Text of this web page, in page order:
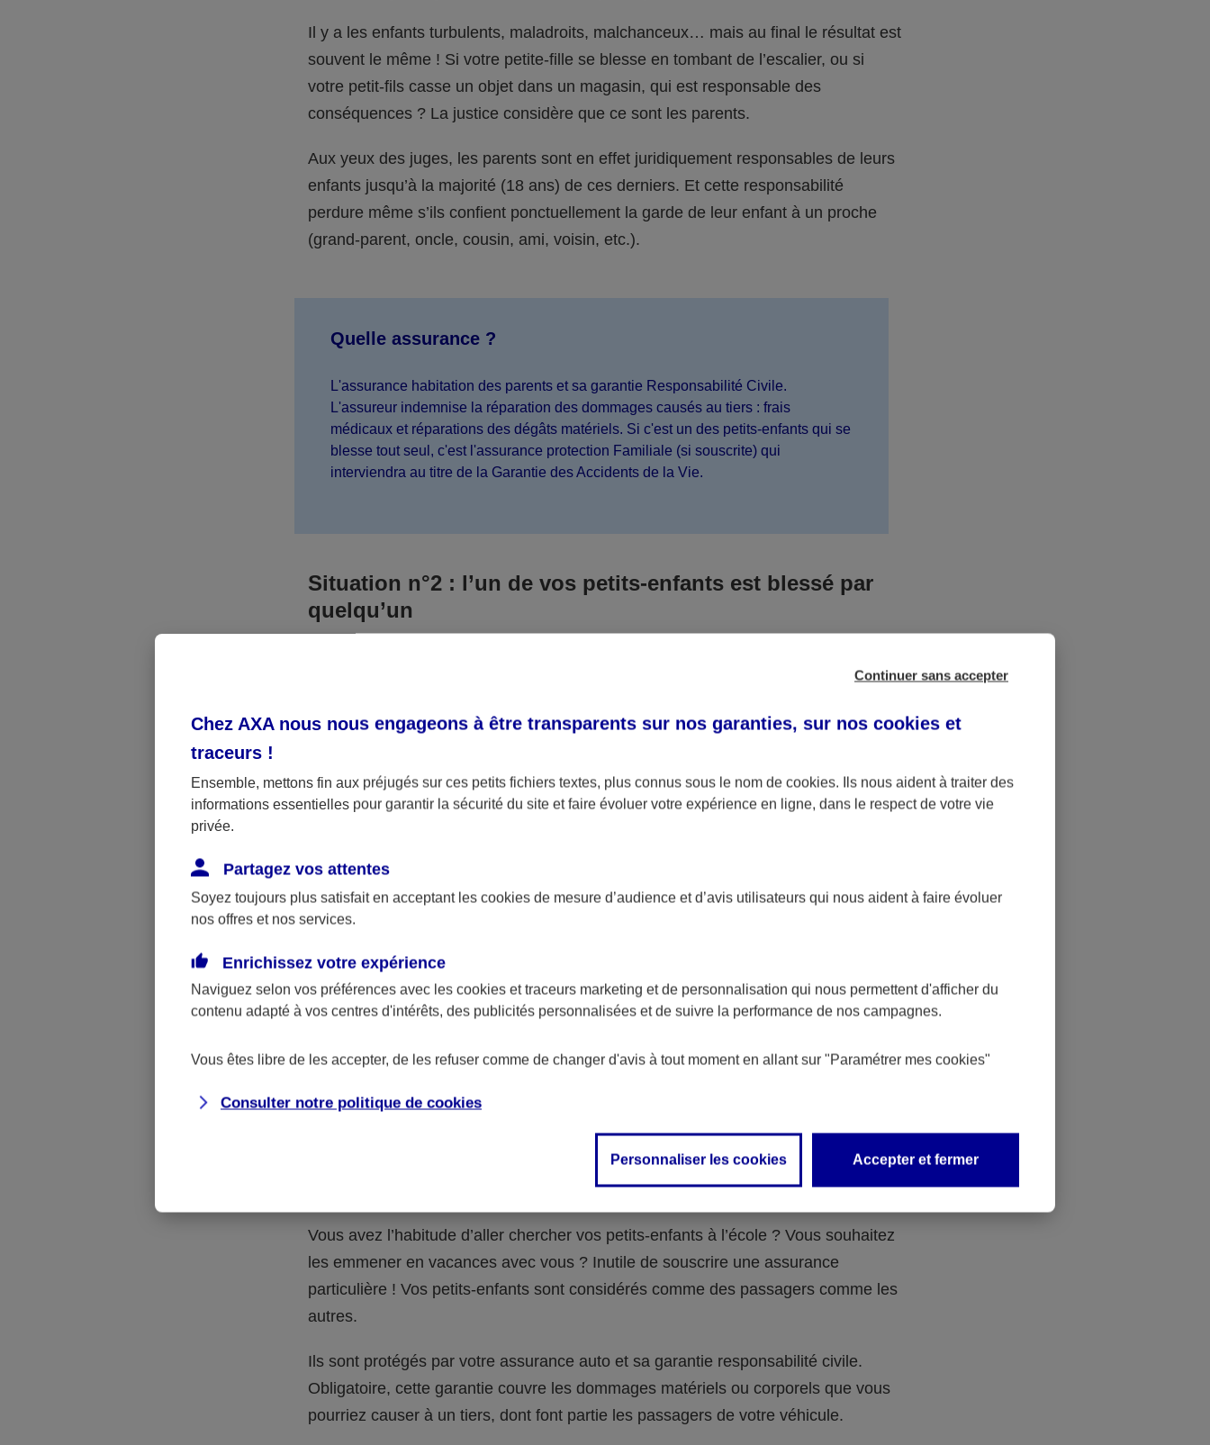
Il y a les enfants turbulents, maladroits, malchanceux… mais au final le résultat est
souvent le même ! Si votre petite-fille se blesse en tombant de l’escalier, ou si
votre petit-fils casse un objet dans un magasin, qui est responsable des
conséquences ? La justice considère que ce sont les parents.
Aux yeux des juges, les parents sont en effet juridiquement responsables de leurs
enfants jusqu’à la majorité (18 ans) de ces derniers. Et cette responsabilité
perdure même s’ils confient ponctuellement la garde de leur enfant à un proche
(grand-parent, oncle, cousin, ami, voisin, etc.).
Quelle assurance ?
L'assurance habitation des parents et sa garantie Responsabilité Civile.
L'assureur indemnise la réparation des dommages causés au tiers : frais
médicaux et réparations des dégâts matériels. Si c'est un des petits-enfants qui se
blesse tout seul, c'est l'assurance protection Familiale (si souscrite) qui
interviendra au titre de la Garantie des Accidents de la Vie.
Situation n°2 : l’un de vos petits-enfants est blessé par
quelqu’un
responsable. Aux yeux de la justice, le responsable est la personne ayant entrainé
médicaux et éventuelles indemnisations en guise de dommage.
Néanmoins, si aucun responsable n’a été désigné ou retrouvé pour l’accident dont
a été victime votre petit-fils ou petite-fille, seule une assurance spécifique
fonctionner.
Quelle assurance ?
La responsabilité civile de la personne désignée comme responsable de
accidents de la vie) que vous auriez souscrite pour votre famille.
Situation n°3 : vous avez un accident de voiture avec vos
Vous avez l’habitude d’aller chercher vos petits-enfants à l’école ? Vous souhaitez
les emmener en vacances avec vous ? Inutile de souscrire une assurance
particulière ! Vos petits-enfants sont considérés comme des passagers comme les
autres.
Ils sont protégés par votre assurance auto et sa garantie responsabilité civile.
Obligatoire, cette garantie couvre les dommages matériels ou corporels que vous
pourriez causer à un tiers, dont font partie les passagers de votre véhicule.
Continuer sans accepter
Chez AXA nous nous engageons à être transparents sur nos garanties, sur nos cookies et
traceurs !
Ensemble, mettons fin aux préjugés sur ces petits fichiers textes, plus connus sous le nom de cookies. Ils nous aident à traiter des
informations essentielles pour garantir la sécurité du site et faire évoluer votre expérience en ligne, dans le respect de votre vie
privée.
Partagez vos attentes
Soyez toujours plus satisfait en acceptant les cookies de mesure d’audience et d’avis utilisateurs qui nous aident à faire évoluer
nos offres et nos services.
Enrichissez votre expérience
Naviguez selon vos préférences avec les cookies et traceurs marketing et de personnalisation qui nous permettent d'afficher du
contenu adapté à vos centres d'intérêts, des publicités personnalisées et de suivre la performance de nos campagnes.
Vous êtes libre de les accepter, de les refuser comme de changer d'avis à tout moment en allant sur "Paramétrer mes cookies"
Consulter notre politique de cookies
Personnaliser les cookies Accepter et fermer